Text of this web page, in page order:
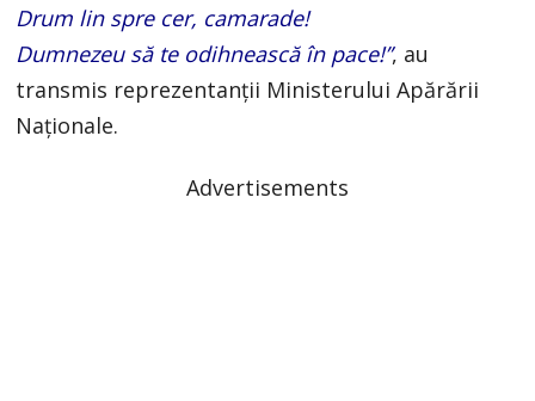
Drum lin spre cer, camarade!
Dumnezeu să te odihnească în pace!”, au
transmis reprezentanții Ministerului Apărării
Naționale.
Advertisements